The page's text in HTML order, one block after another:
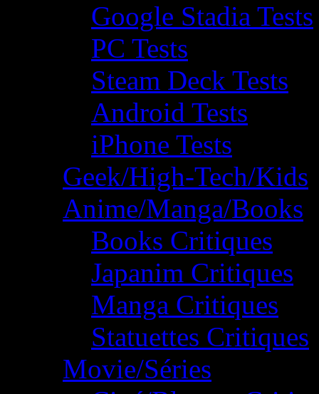
Google Stadia Tests
PC Tests
Steam Deck Tests
Android Tests
iPhone Tests
Geek/High-Tech/Kids
Anime/Manga/Books
Books Critiques
Japanim Critiques
Manga Critiques
Statuettes Critiques
Movie/Séries